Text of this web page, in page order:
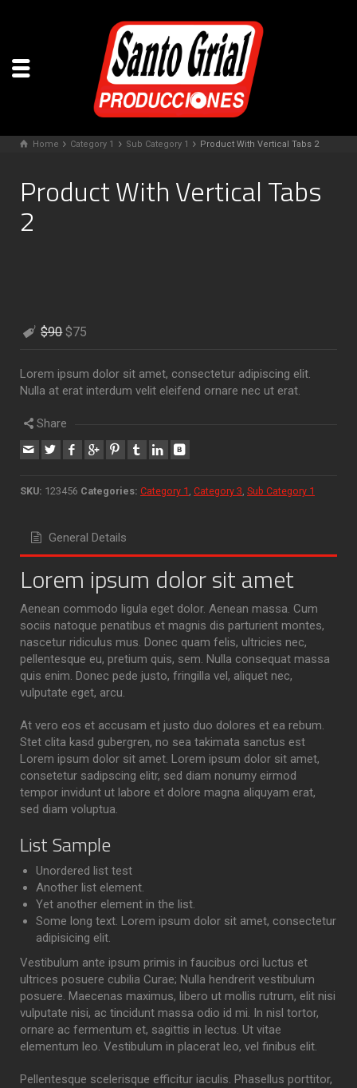
Home Category 1 Sub Category 1 Product With Vertical Tabs 2
Product With Vertical Tabs
2
$90 $75
Lorem ipsum dolor sit amet, consectetur adipiscing elit.
Nulla at erat interdum velit eleifend ornare nec ut erat.
Share
SKU: 123456 Categories: Category 1 , Category 3, Sub Category 1
General Details
Lorem ipsum dolor sit amet
Aenean commodo ligula eget dolor. Aenean massa. Cum
sociis natoque penatibus et magnis dis parturient montes,
nascetur ridiculus mus. Donec quam felis, ultricies nec,
pellentesque eu, pretium quis, sem. Nulla consequat massa
quis enim. Donec pede justo, fringilla vel, aliquet nec,
vulputate eget, arcu.
At vero eos et accusam et justo duo dolores et ea rebum.
Stet clita kasd gubergren, no sea takimata sanctus est
Lorem ipsum dolor sit amet. Lorem ipsum dolor sit amet,
consetetur sadipscing elitr, sed diam nonumy eirmod
tempor invidunt ut labore et dolore magna aliquyam erat,
sed diam voluptua.
List Sample
Unordered list test
Another list element.
Yet another element in the list.
Some long text. Lorem ipsum dolor sit amet, consectetur
adipisicing elit.
Vestibulum ante ipsum primis in faucibus orci luctus et
ultrices posuere cubilia Curae; Nulla hendrerit vestibulum
posuere. Maecenas maximus, libero ut mollis rutrum, elit nisi
vulputate nisi, ac tincidunt massa odio id mi. In nisl tortor,
ornare ac fermentum et, sagittis in lectus. Ut vitae
elementum leo. Vestibulum in placerat leo, vel finibus elit.
Pellentesque scelerisque efficitur iaculis. Phasellus porttitor,